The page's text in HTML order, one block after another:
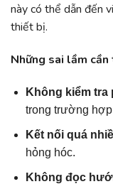
này có thể dẫn đến
thiết bị.
Những sai lầm cần
Không kiểm tra
trong trường
Kết nối quá
hỏng hóc.
Không đọc